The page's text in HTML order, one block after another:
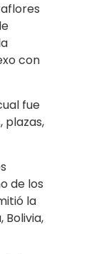
con
fue
plazas,
de los
la